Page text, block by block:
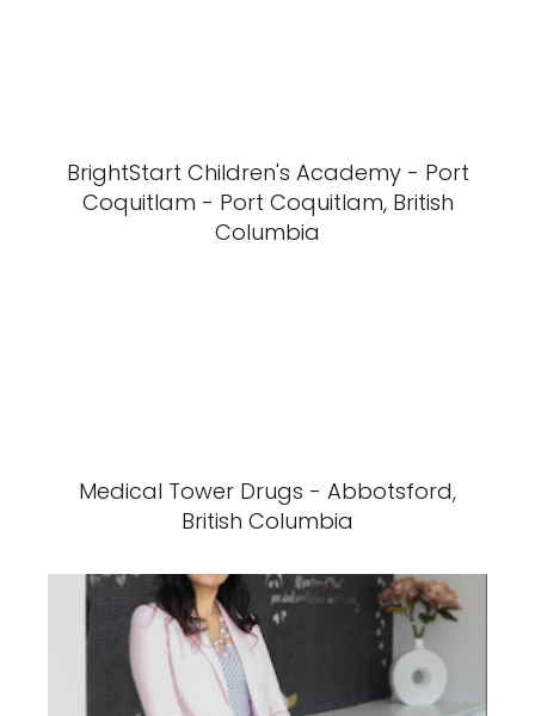
BrightStart Children's Academy - Port
Coquitlam - Port Coquitlam, British
Columbia
Medical Tower Drugs - Abbotsford,
British Columbia